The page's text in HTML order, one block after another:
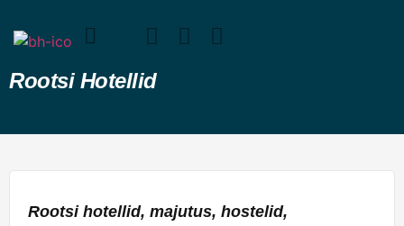
Rootsi Hotellid
Rootsi hotellid, majutus, hostelid,